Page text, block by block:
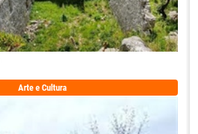
Arte e Cultura